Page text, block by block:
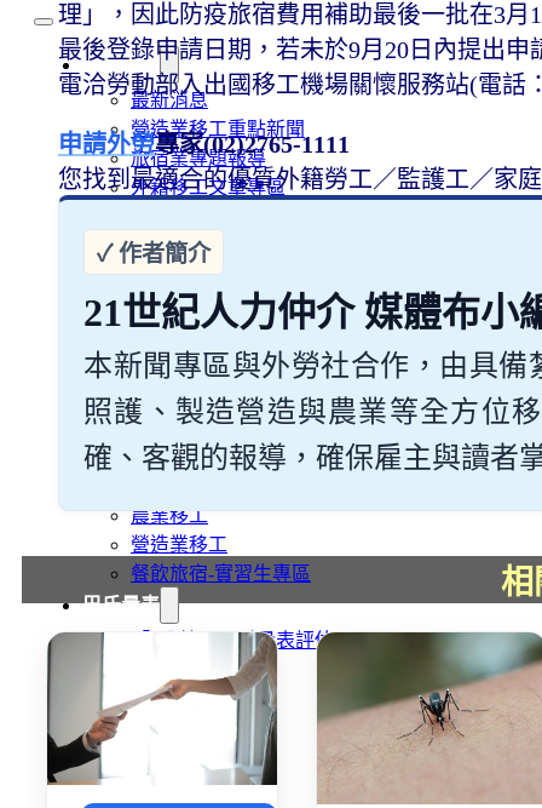
移工新聞
最新消息
營造業移工重點新聞
旅宿業專題報導
外籍移工文章專區
外籍看護文章專區
懶人包｜廢棄物處理與回收業
申請專區
家庭看護
機構看護
資源回收業移工
製造業移工
農業移工
營造業移工
餐飲旅宿-實習生專區
巴氏量表
「3分鐘」巴氏量表評估
巴氏量表是什麼?
多元免評
常見問題
關於我們
理」，因此防疫旅宿費用補助最後一批在3月
最後登錄申請日期，若未於9月20日內提出
電洽勞動部入出國移工機場關懷服務站(電話
申請外勞專家(02)2765-1111
您找到最適合的優質外籍勞工／監護工／家
21世紀人力仲介 媒體布小
本新聞專區與外勞社合作，由具
照護、製造營造與農業等全方位
確、客觀的報導，確保雇主與讀者
相